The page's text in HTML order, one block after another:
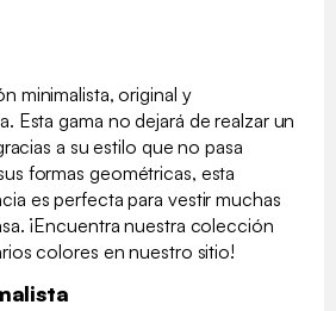
minimalista, original y
Esta gama no dejará de realzar un
a su estilo que no pasa
formas geométricas, esta
es perfecta para vestir muchas
¡Encuentra nuestra colección
colores en nuestro sitio!